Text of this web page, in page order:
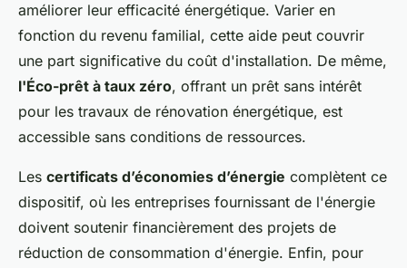
améliorer leur efficacité énergétique. Varier en
fonction du revenu familial, cette aide peut couvrir
une part significative du coût d'installation. De même,
l'Éco-prêt à taux zéro, offrant un prêt sans intérêt
pour les travaux de rénovation énergétique, est
accessible sans conditions de ressources.
Les certificats d’économies d’énergie complètent ce
dispositif, où les entreprises fournissant de l'énergie
doivent soutenir financièrement des projets de
réduction de consommation d'énergie. Enfin, pour